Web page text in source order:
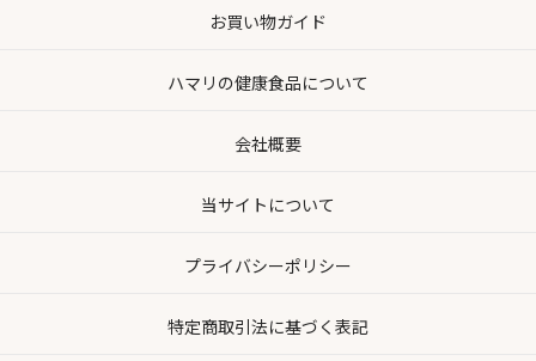
お買い物ガイド
ハマリの健康食品について
会社概要
当サイトについて
プライバシーポリシー
特定商取引法に基づく表記